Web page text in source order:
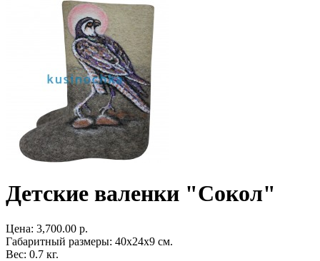
Детские валенки "Сокол"
Цена: 3,700.00 р.
Габаритный размеры: 40x24x9 см.
Вес: 0.7 кг.